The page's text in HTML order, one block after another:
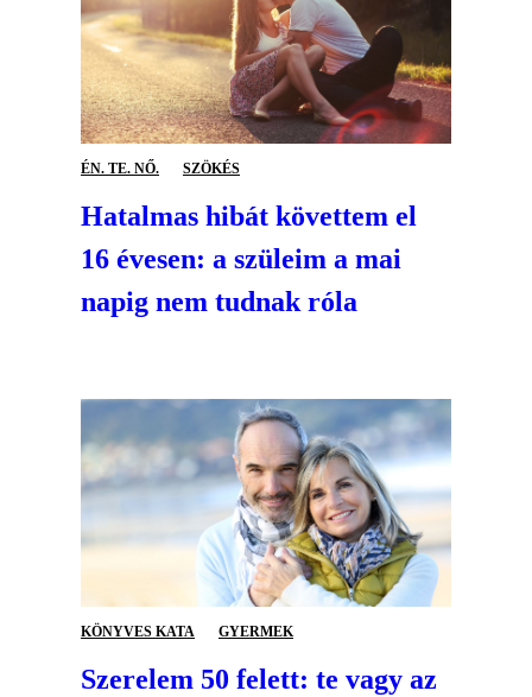
ÉN. TE. NŐ. SZÖKÉS
Hatalmas hibát követtem el
16 évesen: a szüleim a mai
napig nem tudnak róla
KÖNYVES KATA GYERMEK
Szerelem 50 felett: te vagy az